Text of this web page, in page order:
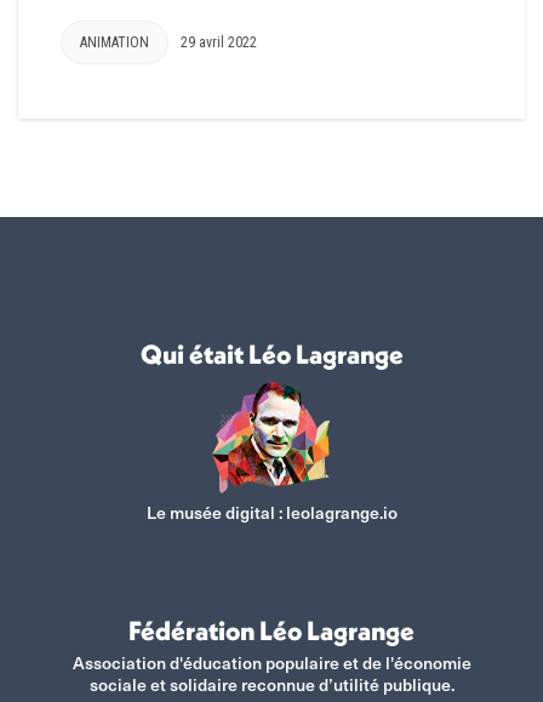
ANIMATION 29 avril 2022
Qui était Léo Lagrange
Le musée digital : leolagrange.io
Fédération Léo Lagrange
Association d'éducation populaire et de l'économie
sociale et solidaire reconnue d’utilité publique.